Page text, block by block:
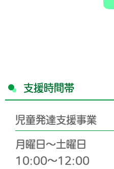
支援時間帯
児童発達支援事業
月曜日～土曜日
10:00～12:00